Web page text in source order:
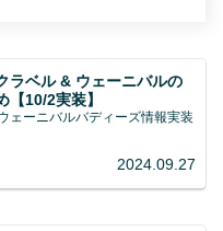
ラベル & ウェーニバルの
【10/2実装】
ェーニバルバディーズ情報実装
2024.09.27